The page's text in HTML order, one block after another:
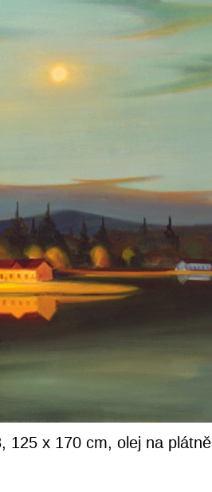
125 x 170 cm, olej na plátně